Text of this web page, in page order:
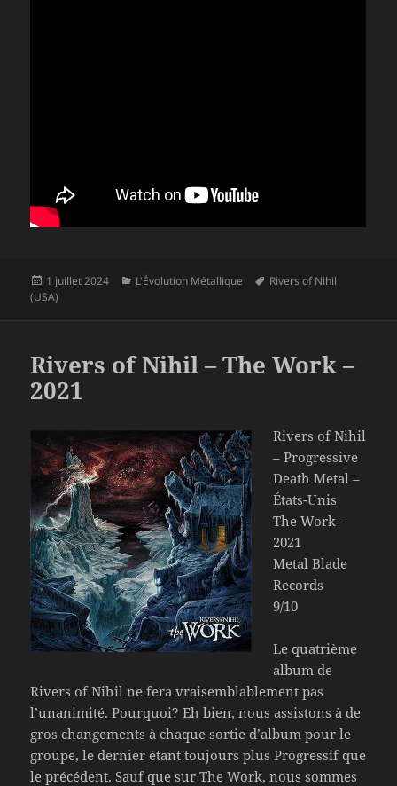
Publié
le
1 juillet 2024 Catégories
L'Évolution Métallique
Mots-
Rivers of Nihil
(USA)
Rivers of Nihil – The Work –
2021
Rivers of Nihil
– Progressive
Death Metal –
États-Unis
The Work –
2021
Metal Blade
Records
9/10
Le quatrième
album de
Rivers of Nihil ne fera vraisemblablement pas
l’unanimité. Pourquoi? Eh bien, nous assistons à de
gros changements à chaque sortie d’album pour le
groupe, le dernier étant toujours plus Progressif que
le précédent. Sauf que sur The Work, nous sommes